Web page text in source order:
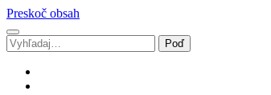
Preskoč obsah
Vyhľadávanie